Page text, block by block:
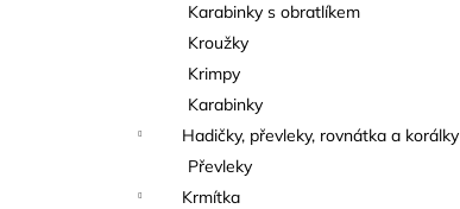
Karabinky s obratlíkem
Kroužky
Krimpy
Karabinky
Hadičky, převleky, rovnátka a korálky
Převleky
Krmítka